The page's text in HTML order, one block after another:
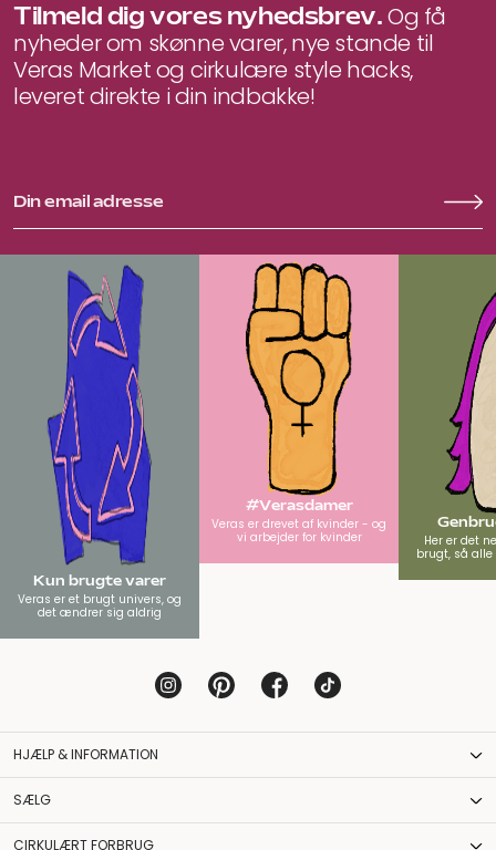
Tilmeld dig vores nyhedsbrev.Og få
nyheder om skønne varer, nye stande til
Veras Market og cirkulære style hacks,
leveret direkte i din indbakke!
Kun brugte varer
Veras er et brugt univers, og
det ændrer sig aldrig
#Verasdamer
Veras er drevet af kvinder - og
vi arbejder for kvinder
Her er det
brugt, så
HJÆLP & INFORMATION
SÆLG
CIRKULÆRT FORBRUG